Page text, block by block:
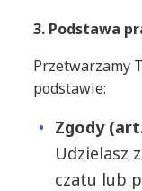
3. Podstawa
Przetwarzamy
podstawie:
Zgody
Udzielasz
czatu lub